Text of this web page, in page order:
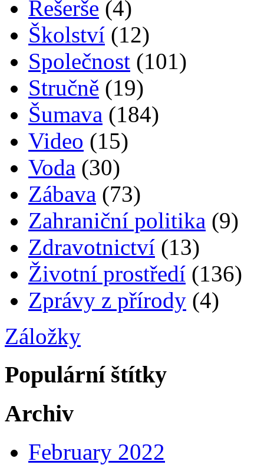
Rešerše (4)
Školství (12)
Společnost (101)
Stručně (19)
Šumava (184)
Video (15)
Voda (30)
Zábava (73)
Zahraniční politika (9)
Zdravotnictví (13)
Životní prostředí (136)
Zprávy z přírody (4)
Záložky
Populární štítky
Archiv
February 2022